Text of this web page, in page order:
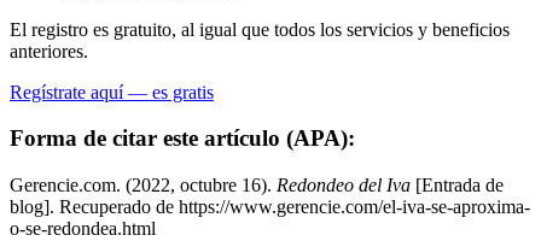
El registro es gratuito, al igual que todos los servicios y beneficios
anteriores.
Regístrate aquí — es gratis
Forma de citar este artículo (APA):
Gerencie.com. (2022, octubre 16). Redondeo del Iva [Entrada de
blog]. Recuperado de https://www.gerencie.com/el-iva-se-aproxima-
o-se-redondea.html